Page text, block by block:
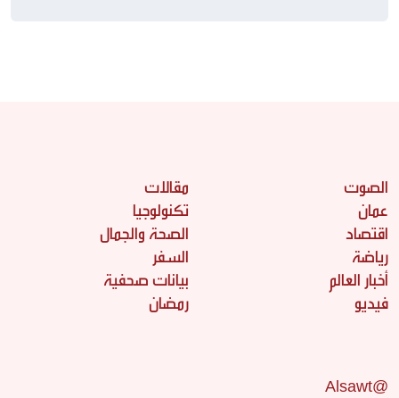
الصوت
عمان
اقتصاد
رياضة
أخبار العالم
فيديو
مقالات
تكنولوجيا
الصحة والجمال
السفر
بيانات صحفية
رمضان
@Alsawt